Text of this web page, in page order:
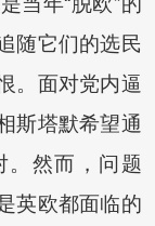
随它们的选民
。面对党内逼
斯塔默希望通
。然而，问题
英欧都面临的